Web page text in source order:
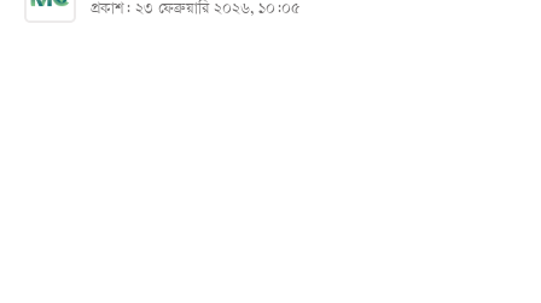
প্রকাশ: ২৩ ফেব্রুয়ারি ২০২৬, ১০:০৫